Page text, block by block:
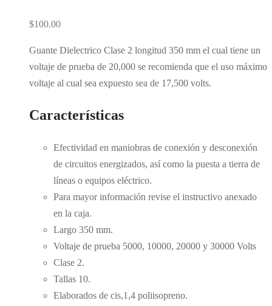
$100.00
Guante Dielectrico Clase 2 longitud 350 mm el cual tiene un
voltaje de prueba de 20,000 se recomienda que el uso máximo
voltaje al cual sea expuesto sea de 17,500 volts.
Características
Efectividad en maniobras de conexión y desconexión
de circuitos energizados, así como la puesta a tierra de
líneas o equipos eléctrico.
Para mayor información revise el instructivo anexado
en la caja.
Largo 350 mm.
Voltaje de prueba 5000, 10000, 20000 y 30000 Volts
Clase 2.
Tallas 10.
Elaborados de cis,1,4 poliisopreno.